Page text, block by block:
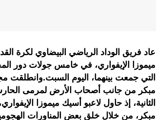
عاد فريق الوداد الرياضي البيضاوي لكرة
ميموزا الإيفواري، في خامس جولات دور
التي جمعت بينهما، اليوم السبت.وانطلقت
مبكر من جانب أصحاب الأرض لمرمى
الثانية، إذ حاول لاعبو أسيك ميموزا
مبكر، من خلال خلق بعض المناورات